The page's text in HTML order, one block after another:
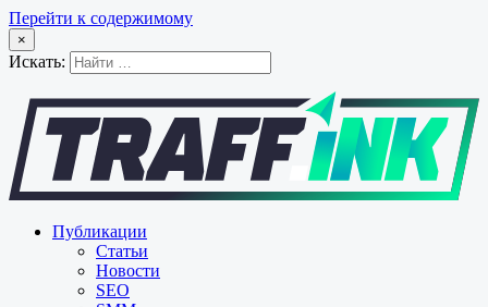
Перейти к содержимому
×
Искать:
Публикации
Статьи
Новости
SEO